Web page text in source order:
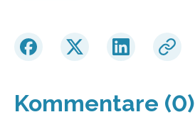
Kommentare (0)